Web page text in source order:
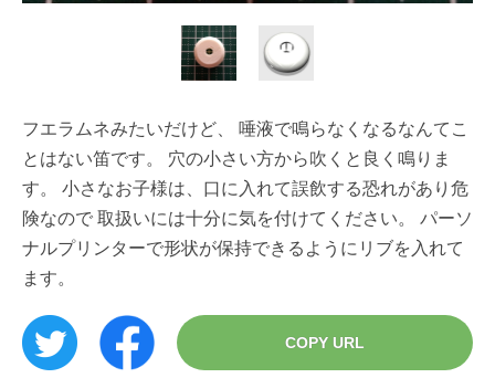
フエラムネみたいだけど、 唾液で鳴らなくなるなんてこ
とはない笛です。 穴の小さい方から吹くと良く鳴りま
す。 小さなお子様は、口に入れて誤飲する恐れがあり危
険なので 取扱いには十分に気を付けてください。 パーソ
ナルプリンターで形状が保持できるようにリブを入れて
ます。
COPY URL